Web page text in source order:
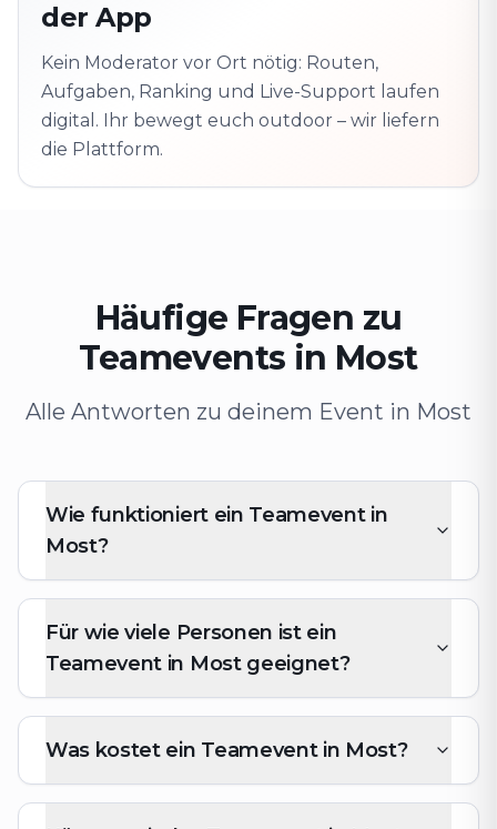
Schaltet die nächste
der App
Kein Moderator vor Ort nötig: Routen,
Aufgaben, Ranking und Live-Support laufen
digital. Ihr bewegt euch outdoor – wir liefern
die Plattform.
Häufige Fragen zu
Teamevents in Most
Alle Antworten zu deinem Event in Most
Wie funktioniert ein Teamevent in
Most?
Für wie viele Personen ist ein
Teamevent in Most geeignet?
Was kostet ein Teamevent in Most?